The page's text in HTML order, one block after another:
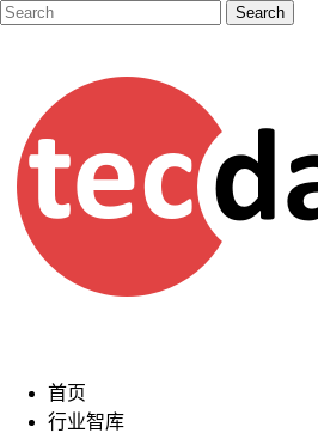
首页
行业智库